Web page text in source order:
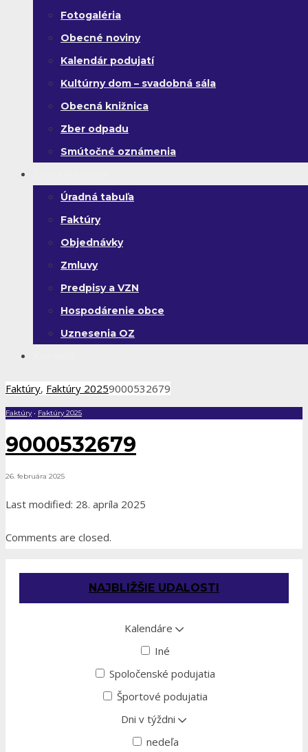
Fotogaléria
Obecné noviny
Kalendár podujatí
Kultúrny dom – svadobná sála
Obecná knižnica
Zber odpadu
Smútočné oznámenia
Úradná tabuľa
Faktúry
Objednávky
Zmluvy
Predpisy a VZN
Hospodárenie obce
Uznesenia OZ
Faktúry, Faktúry 20259000532679
Faktúry• Faktúry 2025
9000532679
26. februára 2025
Last modified: 28. apríla 2025
Comments are closed.
NAJBLIŽŠIE UDALOSTI
Kalendáre
Iné
Spoločenské podujatia
Športové podujatia
Dni v týždni
nedeľa